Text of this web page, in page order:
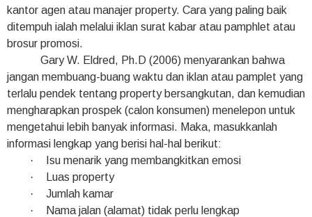
kantor agen atau manajer property. Cara yang paling baik
ditempuh ialah melalui iklan surat kabar atau pamphlet atau
brosur promosi.
Gary W. Eldred, Ph.D (2006) menyarankan bahwa
jangan membuang-buang waktu dan iklan atau pamplet yang
terlalu pendek tentang property bersangkutan, dan kemudian
mengharapkan prospek (calon konsumen) menelepon untuk
mengetahui lebih banyak informasi. Maka, masukkanlah
informasi lengkap yang berisi hal-hal berikut:
·
Isu menarik yang membangkitkan emosi
·
Luas property
·
Jumlah kamar
·
Nama jalan (alamat) tidak perlu lengkap